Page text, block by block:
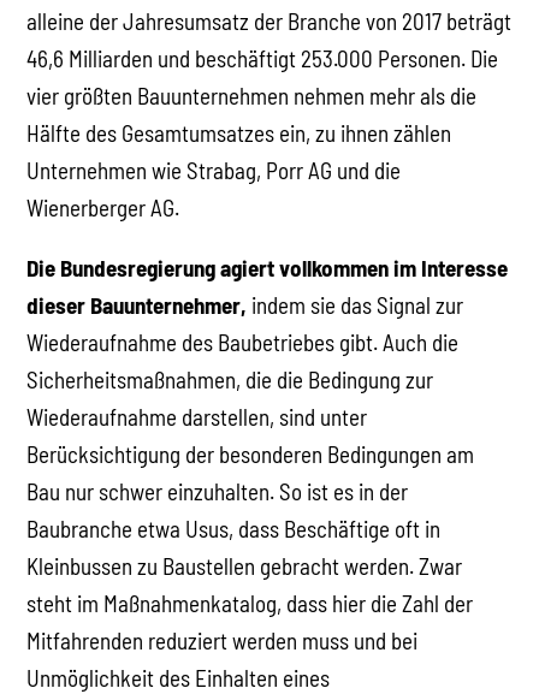
alleine der Jahresumsatz der Branche von 2017 beträgt
46,6 Milliarden und beschäftigt 253.000 Personen. Die
vier größten Bauunternehmen nehmen mehr als die
Hälfte des Gesamtumsatzes ein, zu ihnen zählen
Unternehmen wie Strabag, Porr AG und die
Wienerberger AG.
Die Bundesregierung agiert vollkommen im Interesse
dieser Bauunternehmer, indem sie das Signal zur
Wiederaufnahme des Baubetriebes gibt. Auch die
Sicherheitsmaßnahmen, die die Bedingung zur
Wiederaufnahme darstellen, sind unter
Berücksichtigung der besonderen Bedingungen am
Bau nur schwer einzuhalten. So ist es in der
Baubranche etwa Usus, dass Beschäftige oft in
Kleinbussen zu Baustellen gebracht werden. Zwar
steht im Maßnahmenkatalog, dass hier die Zahl der
Mitfahrenden reduziert werden muss und bei
Unmöglichkeit des Einhalten eines